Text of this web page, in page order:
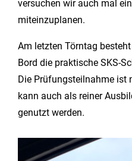
versuchen wir auch mal
miteinzuplanen.
Am letzten Törntag
Bord die praktische SKS-
Die Prüfungsteilnahme ist
kann auch als reiner
genutzt werden.